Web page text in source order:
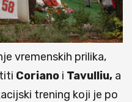
vremenskih prilika,
Coriano i Tavulliu, a
trening koji je po